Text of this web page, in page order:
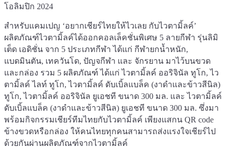
สำหรับแคมเปญ ‘อยากเชียร์ไทยให้ไวเลย กับไวตามิ้ลค์’
ผลิตภัณฑ์ไวตามิ้ลค์ได้ออกคอลเล็คชั่นพิเศษ 5 ลายกีฬา รุ่นลิมิ
เต็ด เอดิชั่น จาก 5 ประเภทกีฬา ได้แก่ กีฬายกน้ำหนัก,
แบดมินตัน, เทควันโด, ปัญจกีฬา และ จักรยาน มาไว้บนขวด
และกล่อง รวม 5 ผลิตภัณฑ์ ได้แก่ ไวตามิ้ลค์ ออริจินัล ทูโก, ไว
ตามิ้ลค์ ไลท์ ทูโก, ไวตามิ้ลค์ ดับเบิ้ลแบล็ค (งาดำและข้าวสีนิล)
ทูโก, ไวตามิ้ลค์ ออริจินัล ยูเอชที ขนาด 300 มล. และ ไวตามิ้ลค์
ดับเบิ้ลแบล็ค (งาดำและข้าวสีนิล) ยูเอชที ขนาด 300 มล. ซึ่งมา
พร้อมกิจกรรมเชียร์ทีมไทยกับไวตามิ้ลค์ เพียงแสกน QR code
ข้างขวดหรือกล่อง ให้คนไทยทุกคนสามารถส่งแรงใจเชียร์ไป
ด้วยกันผ่านผลิตภัณฑ์จากไวตามิ้ลค์